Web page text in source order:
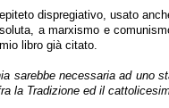
dispregiativo, usato
a marxismo e
libro già citato.
sarebbe necessaria ad uno
la Tradizione ed il